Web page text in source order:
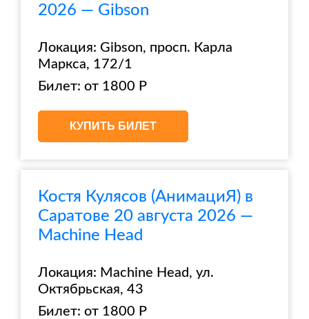
2026 — Gibson
Локация: Gibson, просп. Карла
Маркса, 172/1
Билет: от 1800 Р
КУПИТЬ БИЛЕТ
Костя Кулясов (АнимациЯ) в
Саратове 20 августа 2026 —
Machine Head
Локация: Machine Head, ул.
Октябрьская, 43
Билет: от 1800 Р